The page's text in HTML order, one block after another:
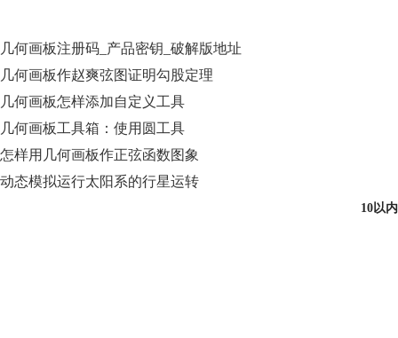
几何画板注册码_产品密钥_破解版地址
几何画板作赵爽弦图证明勾股定理
几何画板怎样添加自定义工具
几何画板工具箱：使用圆工具
怎样用几何画板作正弦函数图象
动态模拟运行太阳系的行星运转
10以